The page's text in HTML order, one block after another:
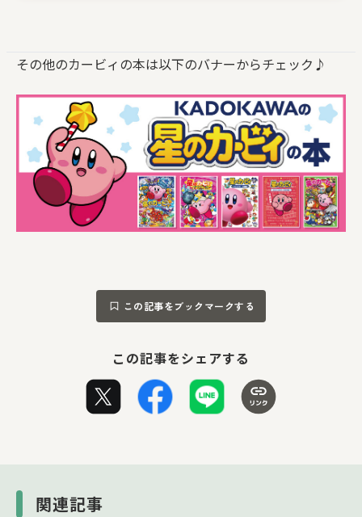
その他のカービィの本は以下のバナーからチェック♪
この記事をブックマークする
この記事をシェアする
関連記事